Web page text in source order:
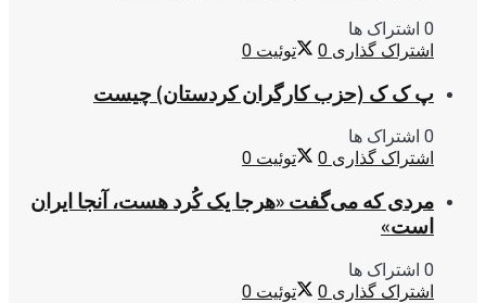
0 اشتراک ها
اشتراک گذاری 0 توئیت 0
پ ک ک (حزب کارگران کردستان) چیست
0 اشتراک ها
اشتراک گذاری 0 توئیت 0
مردی که می‌گفت «هرجا یک کُرد هست، آنجا ایران
است»
0 اشتراک ها
اشتراک گذاری 0 توئیت 0